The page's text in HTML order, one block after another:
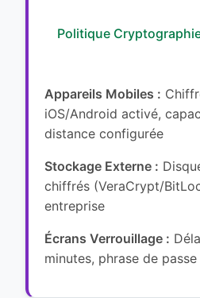
Politique
Appareils Mobiles :
iOS/Android activé,
distance configurée
Stockage Externe :
chiffrés (VeraCrypt/
entreprise
Écrans Verrouillage :
minutes, phrase de